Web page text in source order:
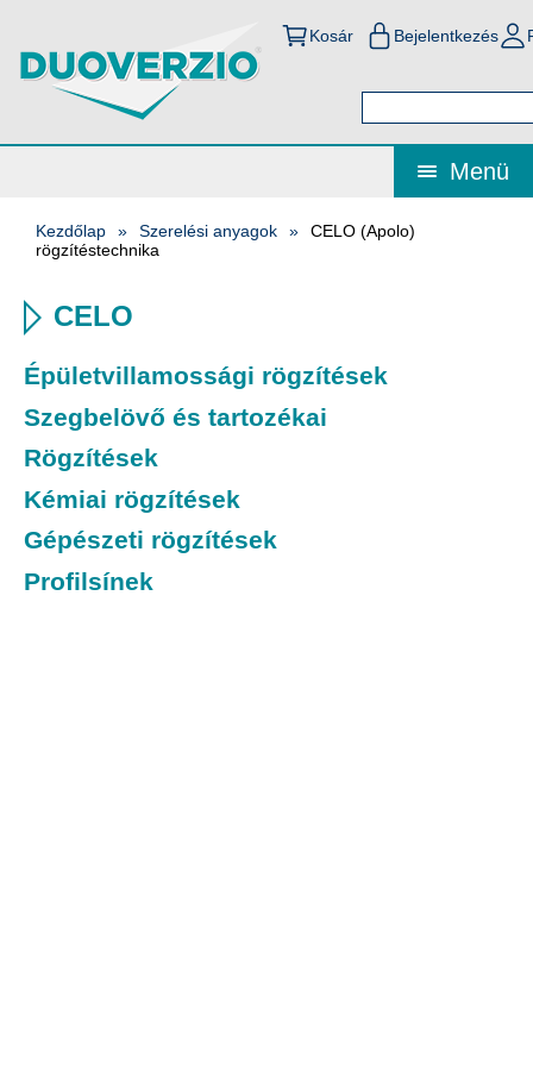
Kosár Bejelentkezés
Menü
Kezdőlap Szerelési anyagok
CELO (Apolo)
rögzítéstechnika
CELO
Épületvillamossági rögzítések
Szegbelövő és tartozékai
Rögzítések
Kémiai rögzítések
Gépészeti rögzítések
Profilsínek